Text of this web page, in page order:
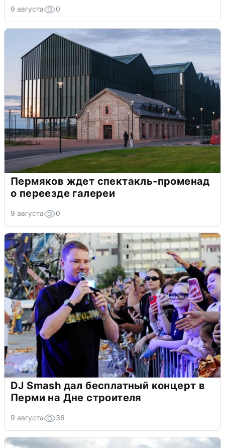
9 августа 0
Пермяков ждет спектакль-променад
о переезде галереи
9 августа 0
DJ Smash дал бесплатный концерт в
Перми на Дне строителя
9 августа 36